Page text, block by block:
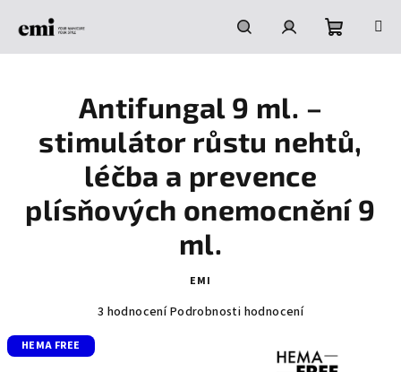
HledatPřihlášeníNákupní
Antifungal 9 ml. –
stimulátor růstu nehtů,
léčba a prevence
plísňových onemocnění 9
ml.
EMI
Průměrné
3 hodnoceníPodrobnosti hodnocení
HEMA FREE